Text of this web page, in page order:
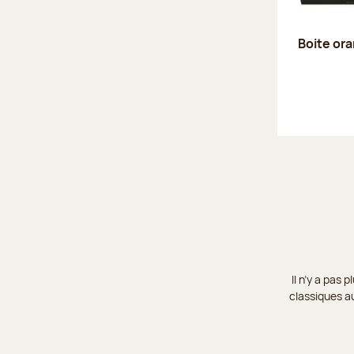
Boite
Il n’y a pas
classiques